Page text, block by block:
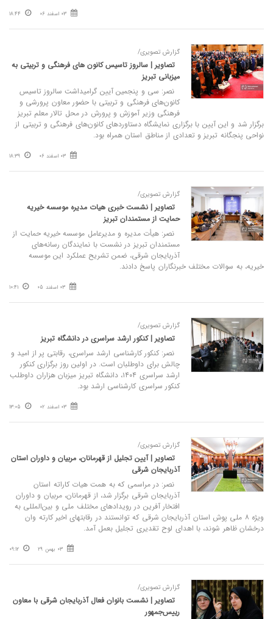
03 اسفند 06 18:44
گزارش تصویری/
تصاویر | سالروز تاسیس کانون‌ های فرهنگی و تربیتی به
میزبانی تبریز
نصر: سی و پنجمین آیین گرامیداشت سالروز تاسیس
کانون‌های فرهنگی و تربیتی با حضور معاون پرورشی و
فرهنگی وزیر آموزش و پرورش در محل تالار معلم تبریز
برگزار شد و این آیین با برگزاری نمایشگاه دستاوردهای کانون‌های فرهنگی و تربیتی از
نواحی پنجگانه تبریز و تعدادی از مناطق استان همراه بود.
03 اسفند 06 18:39
گزارش تصویری/
تصاویر | نشست خبری هیات مدیره موسسه خیریه
حمایت از مستمندان تبریز
نصر: هیأت مدیره و مدیرعامل موسسه خیریه حمایت از
مستمندان تبریز در نشست با نمایندگان رسانه‌های
آذربایجان شرقی، ضمن تشریح عملکرد این موسسه
خیریه، به سوالات مختلف خبرنگاران پاسخ دادند.
03 اسفند 05 10:41
گزارش تصویری/
تصاویر | کنکور ارشد سراسری در دانشگاه تبریز
نصر: کنکور کارشناسی ارشد سراسری، رقابتی پر از امید و
چالش برای داوطلبان است. در اولین روز برگزاری کنکور
ارشد سراسری ۱۴۰۴، دانشگاه تبریز میزبان هزاران داوطلب
کنکور سراسری کارشناسی ارشد بود.
03 اسفند 02 13:05
گزارش تصویری/
تصاویر | آیین تجلیل از قهرمانان، مربیان و داوران استان
آذربایجان شرقی
نصر: در مراسمی که به همت هیات کاراته استان
آذربایجان شرقی برگزار شد، از قهرمانان، مربیان و داوران
افتخار آفرین در رویدادهای مختلف ملی و بین‌المللی به
ویژه ۸ ملی پوش استان آذربایجان شرقی که توانستند در رقابتهای اخیر کارته وان
درخشان ظاهر شوند، با اهدای لوح تقدیری تجلیل بعمل آمد.
03 بهمن 29 09:12
گزارش تصویری/
تصاویر | نشست بانوان فعال آذربایجان شرقی با معاون
رییس‌جمهور